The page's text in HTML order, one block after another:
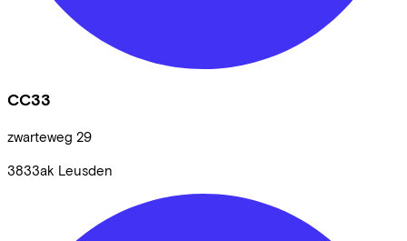
CC33
zwarteweg 29
3833ak Leusden